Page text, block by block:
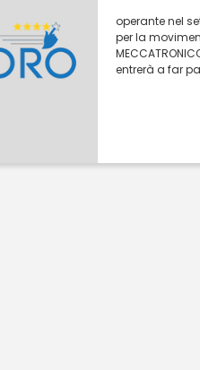
operante nel
per la
entrerà a far